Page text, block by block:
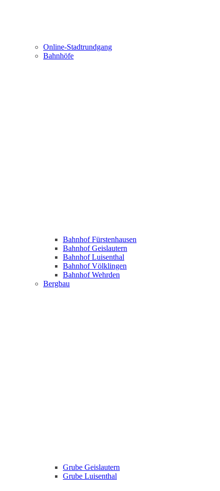
Online-Stadtrundgang
Bahnhöfe
Bahnhof Fürstenhausen
Bahnhof Geislautern
Bahnhof Luisenthal
Bahnhof Völklingen
Bahnhof Wehrden
Bergbau
Grube Geislautern
Grube Luisenthal